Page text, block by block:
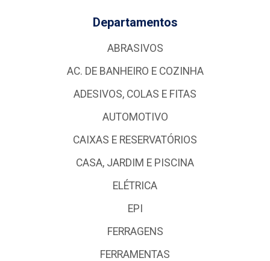
Departamentos
ABRASIVOS
AC. DE BANHEIRO E COZINHA
ADESIVOS, COLAS E FITAS
AUTOMOTIVO
CAIXAS E RESERVATÓRIOS
CASA, JARDIM E PISCINA
ELÉTRICA
EPI
FERRAGENS
FERRAMENTAS